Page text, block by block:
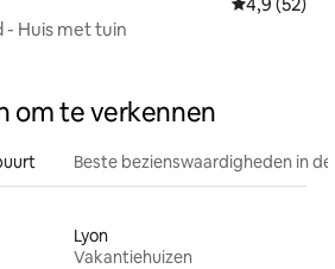
- Huis met tuin
om te verkennen
Beste bezienswaardigheden in
Lyon
Vakantiehuizen